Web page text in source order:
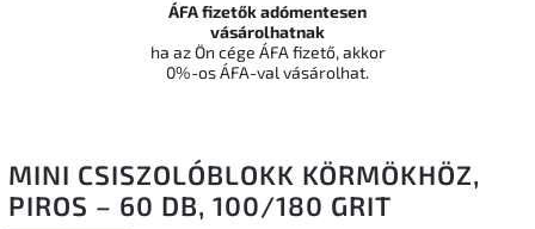
MINI CSISZOLÓBLOKK KÖRMÖKHÖZ,
PIROS – 60 DB, 100/180 GRIT
ÁFA fizetők adómentesen
vásárolhatnak
ha az Ön cége ÁFA fizető, akkor
0%-os ÁFA-val vásárolhat.